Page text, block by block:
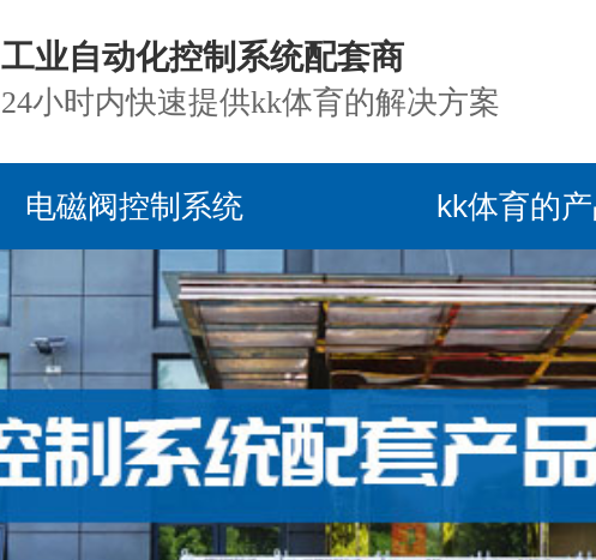
工业自动化控制系统配套商
24小时内快速提供kk体育的解决方案
电磁阀控制系统 kk体育的